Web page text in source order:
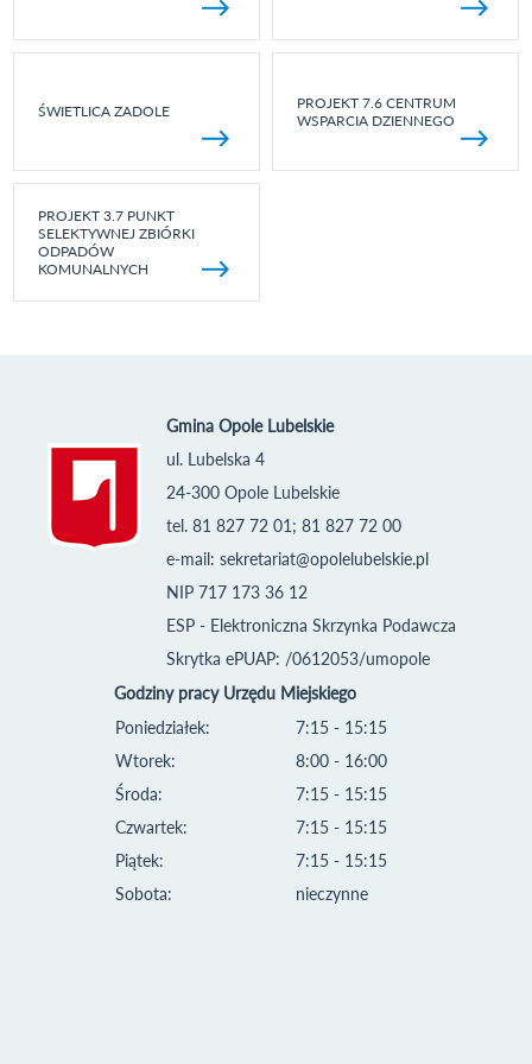
ŚWIETLICA ZADOLE
PROJEKT 7.6 CENTRUM
WSPARCIA DZIENNEGO
PROJEKT 3.7 PUNKT
SELEKTYWNEJ ZBIÓRKI
ODPADÓW
KOMUNALNYCH
Gmina Opole Lubelskie
ul. Lubelska 4
24-300 Opole Lubelskie
tel. 81 827 72 01; 81 827 72 00
e-mail: sekretariat@opolelubelskie.pl
NIP 717 173 36 12
ESP - Elektroniczna Skrzynka Podawcza
Skrytka ePUAP: /0612053/umopole
Godziny pracy Urzędu Miejskiego
Poniedziałek:
Wtorek:
Środa:
Czwartek:
Piątek:
Sobota:
7:15 - 15:15
8:00 - 16:00
7:15 - 15:15
7:15 - 15:15
7:15 - 15:15
nieczynne